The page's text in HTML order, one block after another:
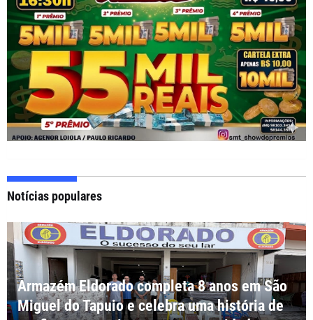
Notícias populares
Armazém Eldorado completa 8 anos em São
Miguel do Tapuio e celebra uma história de